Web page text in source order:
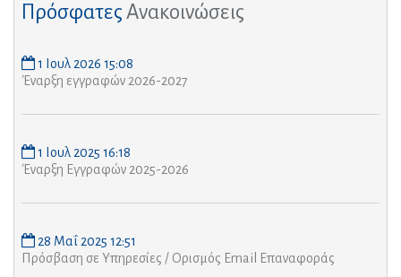
Πρόσφατες Ανακοινώσεις
1 Ιουλ 2026 15:08
Έναρξη εγγραφών 2026-2027
1 Ιουλ 2025 16:18
Έναρξη Εγγραφών 2025-2026
28 Μαΐ 2025 12:51
Πρόσβαση σε Υπηρεσίες / Ορισμός Email Επαναφοράς